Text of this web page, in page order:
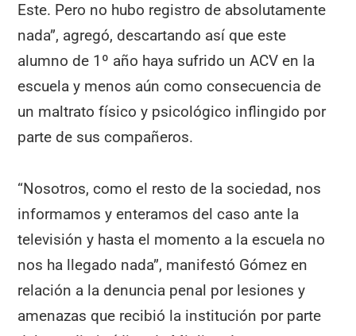
Este. Pero no hubo registro de absolutamente
nada”, agregó, descartando así que este
alumno de 1º año haya sufrido un ACV en la
escuela y menos aún como consecuencia de
un maltrato físico y psicológico inflingido por
parte de sus compañeros.
“Nosotros, como el resto de la sociedad, nos
informamos y enteramos del caso ante la
televisión y hasta el momento a la escuela no
nos ha llegado nada”, manifestó Gómez en
relación a la denuncia penal por lesiones y
amenazas que recibió la institución por parte